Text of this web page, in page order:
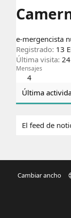
e-mergencista
Registrado 13
Última visita
Mensajes
4
Última
El feed de
Cambiar ancho